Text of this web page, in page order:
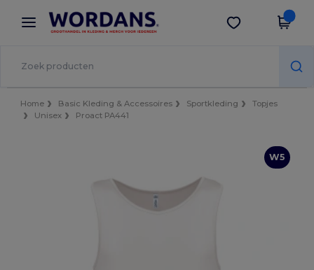
× Wordans-app
Betere prijzen in de app!
Download app
Home Basic Kleding & Accessoires Sportkleding
Topjes
Unisex
Proact PA441
W5